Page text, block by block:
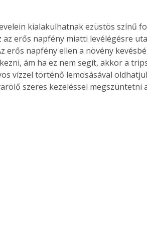
kialakulhatnak ezüstös színű
az erős napfény miatti levélégésre
erős napfény ellen a növény
ám ha ez nem segít, akkor a
vízzel történő lemosásával
szeres kezeléssel megszüntetni